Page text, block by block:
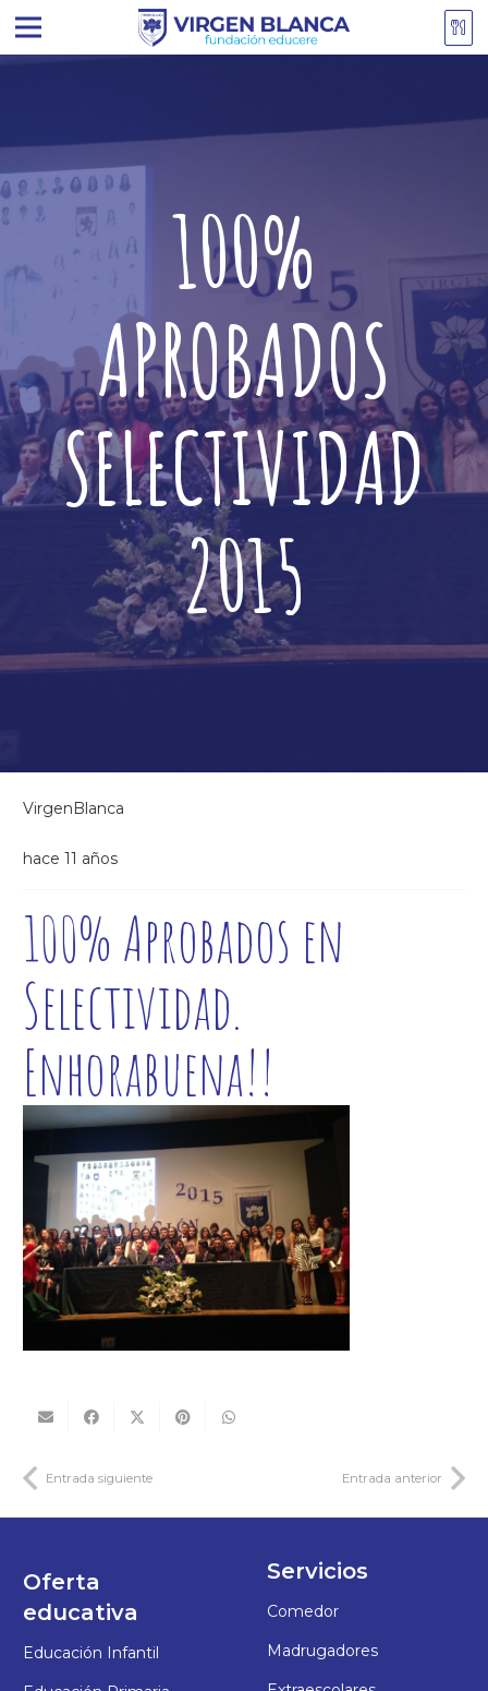
100%
APROBADOS
SELECTIVIDAD
2015
VirgenBlanca
hace 11 años
100% Aprobados en
Selectividad.
Enhorabuena!!
Entrada siguiente Entrada anterior
Oferta
educativa
Educación Infantil
Servicios
Comedor
Madrugadores